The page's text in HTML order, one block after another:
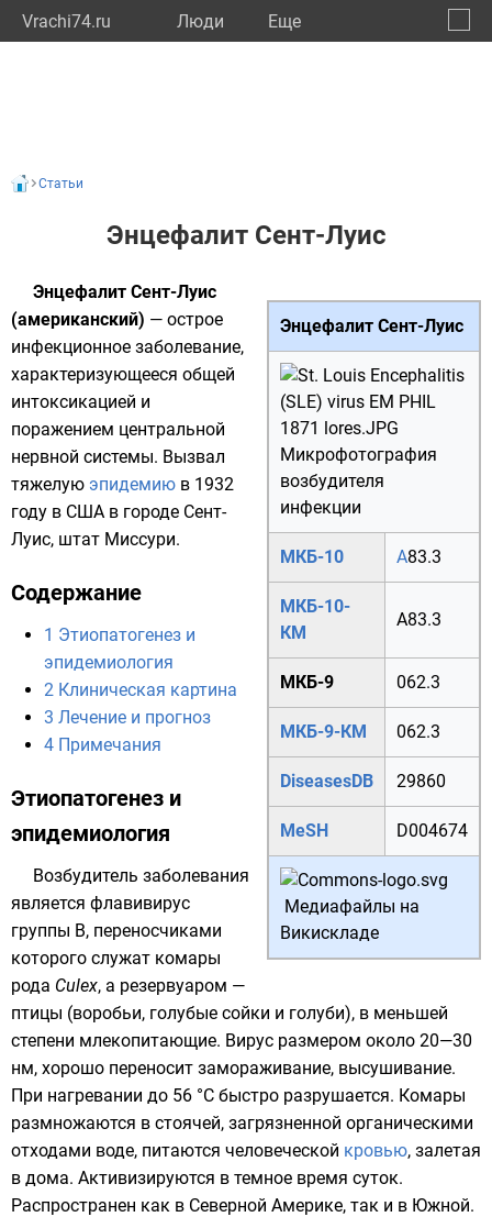
Vrachi74.ru Люди Eще
Статьи
Энцефалит Сент-Луис
Энцефалит Сент-Луис
Микрофотография
возбудителя
инфекции
МКБ-10 A83.3
МКБ-10-
КМ
A83.3
МКБ-9 062.3
МКБ-9-КМ 062.3
DiseasesDB 29860
MeSH D004674
Медиафайлы на
Викискладе
Энцефалит Сент-Луис
(американский) — острое
инфекционное заболевание,
характеризующееся общей
интоксикацией и
поражением центральной
нервной системы. Вызвал
тяжелую эпидемию в 1932
году в США в городе Сент-
Луис, штат Миссури.
Содержание
1 Этиопатогенез и
эпидемиология
2 Клиническая картина
3 Лечение и прогноз
4 Примечания
Этиопатогенез и
эпидемиология
Возбудитель заболевания
является флавивирус
группы В, переносчиками
которого служат комары
рода Culex, а резервуаром —
птицы (воробьи, голубые сойки и голуби), в меньшей
степени млекопитающие. Вирус размером около 20—30
нм, хорошо переносит замораживание, высушивание.
При нагревании до 56 °C быстро разрушается. Комары
размножаются в стоячей, загрязненной органическими
отходами воде, питаются человеческой кровью, залетая
в дома. Активизируются в темное время суток.
Распространен как в Северной Америке, так и в Южной.